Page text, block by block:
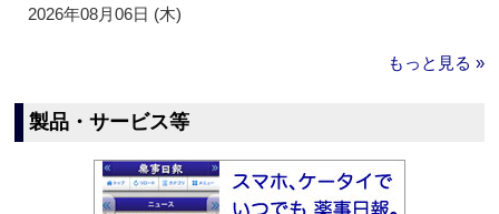
2026年08月06日 (木)
もっと見る »
製品・サービス等